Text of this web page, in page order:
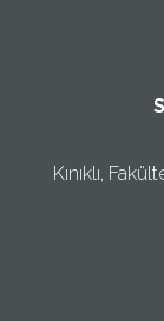
Kınıklı,